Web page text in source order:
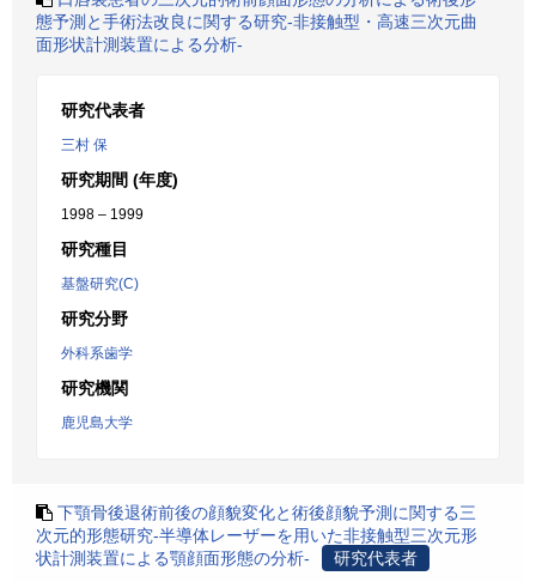
態予測と手術法改良に関する研究-非接触型・高速三次元曲
面形状計測装置による分析-
研究代表者
三村 保
研究期間 (年度)
1998 – 1999
研究種目
基盤研究(C)
研究分野
外科系歯学
研究機関
鹿児島大学
下顎骨後退術前後の顔貌変化と術後顔貌予測に関する三
次元的形態研究-半導体レーザーを用いた非接触型三次元形
状計測装置による顎顔面形態の分析-
研究代表者